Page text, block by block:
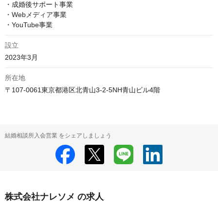
・成婚後サポート事業
・Webメディア事業
・YouTube事業
設立
2023年3月
所在地
〒107-0061東京都港区北青山3-2-5NH青山ビル4階
結婚相談所入会営業 をシェアしましょう
株式会社ナレソメ の求人